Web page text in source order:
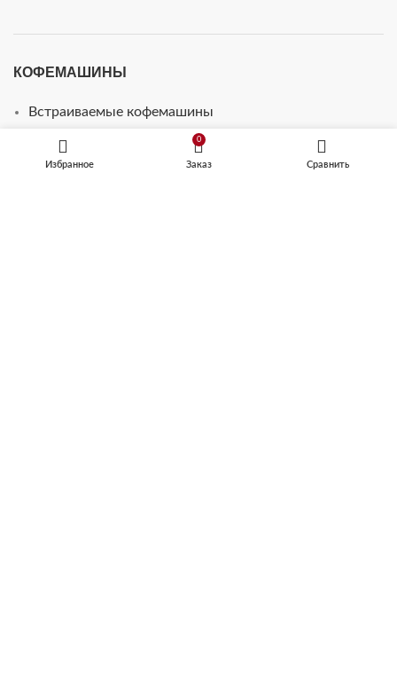
КОФЕМАШИНЫ
Встраиваемые кофемашины
Кофемашины автоматические
Избранное
0
Заказ Сравнить